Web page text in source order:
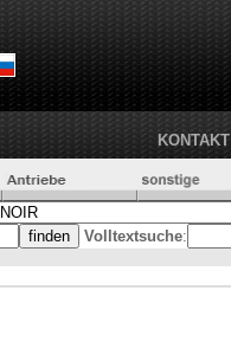
KONTAKT
Volltextsuche: